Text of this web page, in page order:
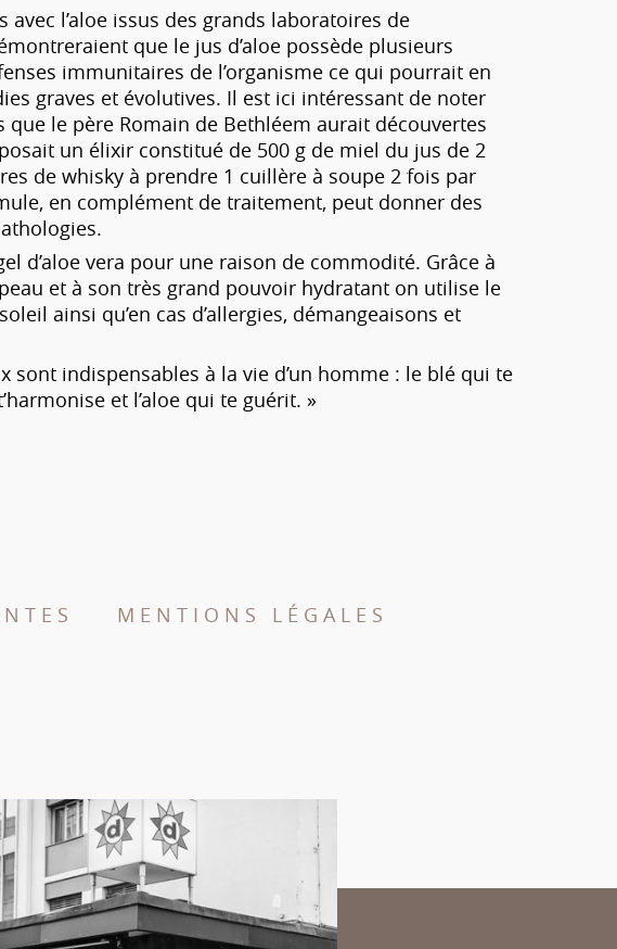
l’aloe issus des grands laboratoires de
que le jus d’aloe possède plusieurs
immunitaires de l’organisme ce qui pourrait en
graves et évolutives. Il est ici intéressant de noter
le père Romain de Bethléem aurait découvertes
un élixir constitué de 500 g de miel du jus de 2
de whisky à prendre 1 cuillère à soupe 2 fois par
en complément de traitement, peut donner des
d’aloe vera pour une raison de commodité. Grâce à
et à son très grand pouvoir hydratant on utilise le
ainsi qu’en cas d’allergies, démangeaisons et
sont indispensables à la vie d’un homme : le blé qui te
et l’aloe qui te guérit. »
MENTIONS LÉGALES